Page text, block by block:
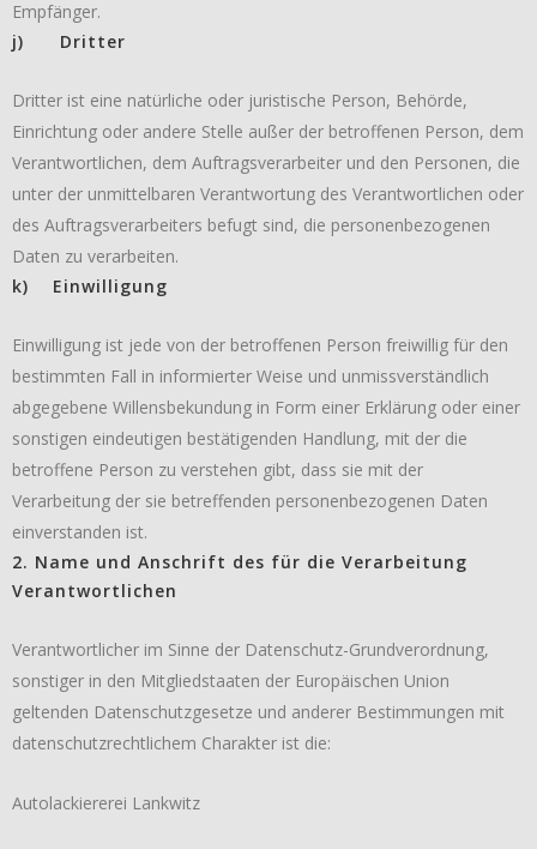
Empfänger.
j) Dritter
Dritter ist eine natürliche oder juristische Person, Behörde,
Einrichtung oder andere Stelle außer der betroffenen Person, dem
Verantwortlichen, dem Auftragsverarbeiter und den Personen, die
unter der unmittelbaren Verantwortung des Verantwortlichen oder
des Auftragsverarbeiters befugt sind, die personenbezogenen
Daten zu verarbeiten.
k) Einwilligung
Einwilligung ist jede von der betroffenen Person freiwillig für den
bestimmten Fall in informierter Weise und unmissverständlich
abgegebene Willensbekundung in Form einer Erklärung oder einer
sonstigen eindeutigen bestätigenden Handlung, mit der die
betroffene Person zu verstehen gibt, dass sie mit der
Verarbeitung der sie betreffenden personenbezogenen Daten
einverstanden ist.
2. Name und Anschrift des für die Verarbeitung
Verantwortlichen
Verantwortlicher im Sinne der Datenschutz-Grundverordnung,
sonstiger in den Mitgliedstaaten der Europäischen Union
geltenden Datenschutzgesetze und anderer Bestimmungen mit
datenschutzrechtlichem Charakter ist die:
Autolackiererei Lankwitz